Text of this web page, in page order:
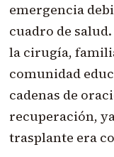
emergencia
cuadro de
la cirugía,
comunidad
cadenas de
recuperación,
trasplante era